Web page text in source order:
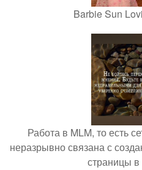
Barbie Sun
Работа в MLM, то есть
неразрывно связана с
страницы в